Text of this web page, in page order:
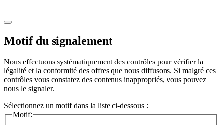
Motif du signalement
Nous effectuons systématiquement des contrôles pour vérifier la
légalité et la conformité des offres que nous diffusons. Si malgré ces
contrôles vous constatez des contenus inappropriés, vous pouvez
nous le signaler.
Sélectionnez un motif dans la liste ci-dessous :
Motif: